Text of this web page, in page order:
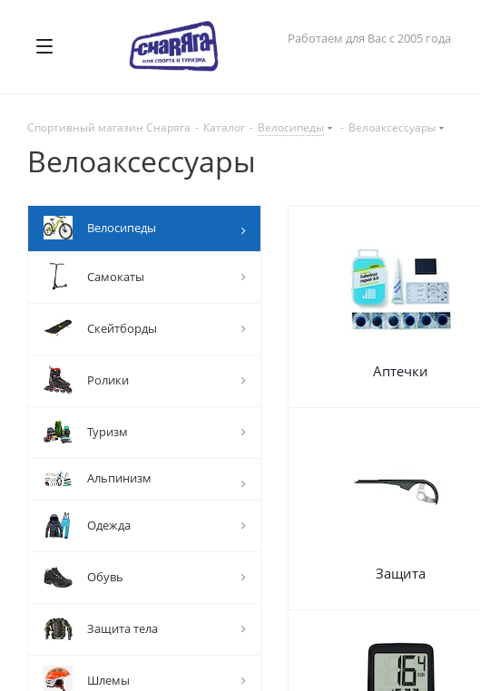
Работаем для Вас с 2005 года
Спортивный магазин Снаряга - Каталог - Велосипеды - Велоаксессуары
Велоаксессуары
Аптечки
Защита
Велосипеды
Самокаты
Скейтборды
Ролики
Туризм
Альпинизм
Одежда
Обувь
Защита тела
Шлемы